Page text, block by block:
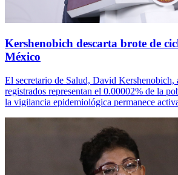
Kershenobich descarta brote de
México
El secretario de Salud, David Kershenobich,
registrados representan el 0.00002% de la
la vigilancia epidemiológica permanece